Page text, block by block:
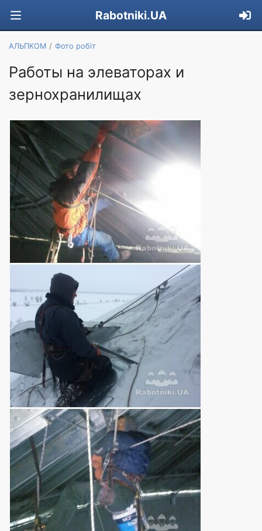
Rabotniki.UA
АЛЬПКОМ Фото робіт
Работы на элеваторах и
зернохранилищах